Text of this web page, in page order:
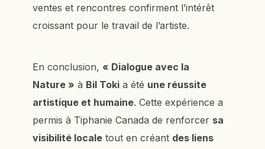
ventes et rencontres confirment l’intérêt
croissant pour le travail de l’artiste.
En conclusion, « Dialogue avec la
Nature » à Bil Toki a été une réussite
artistique et humaine. Cette expérience a
permis à Tiphanie Canada de renforcer sa
visibilité locale tout en créant des liens